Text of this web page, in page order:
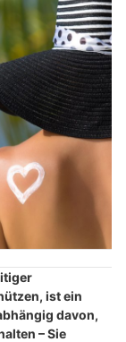
ist ein
davon,
– Sie